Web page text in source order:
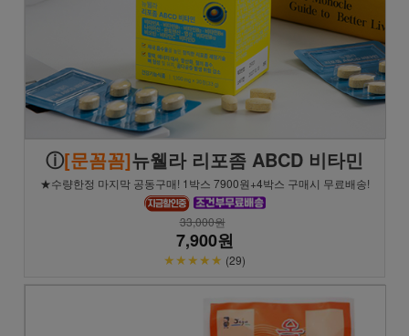
ⓘ[문꼼꼼]뉴웰라 리포좀 ABCD 비타민
★수량한정 마지막 공동구매! 1박스 7900원+4박스 구매시 무료배송!
33,000원
7,900원
★★★★★ (29)